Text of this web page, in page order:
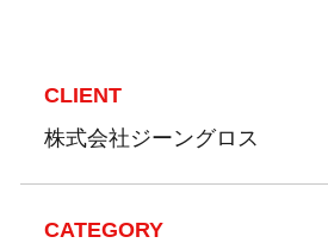
CLIENT
株式会社ジーングロス
CATEGORY